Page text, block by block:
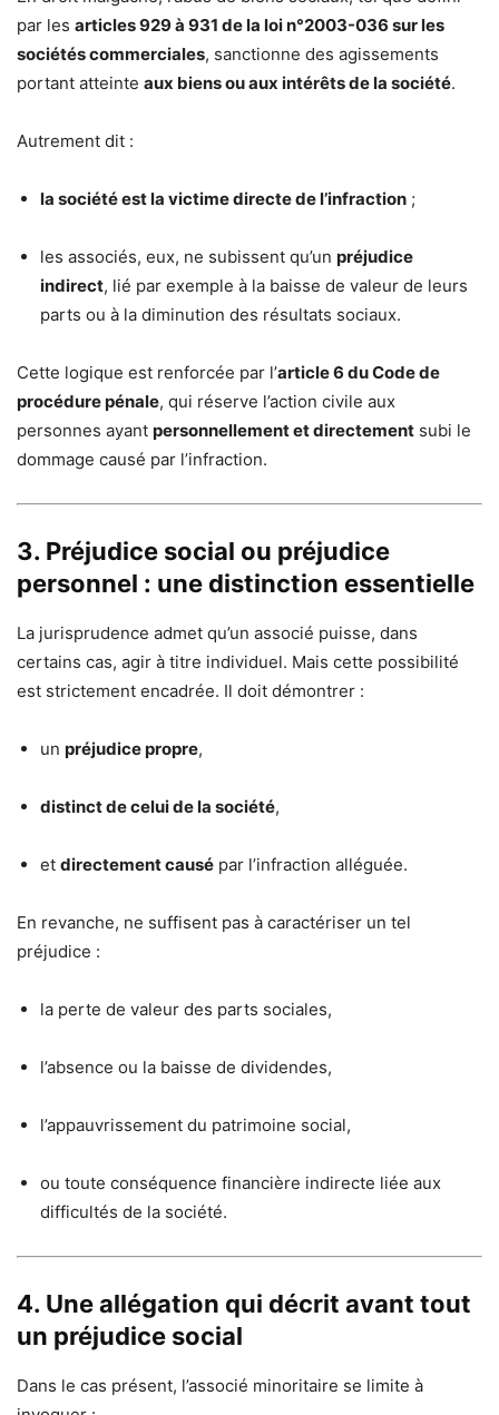
par les articles 929 à 931 de la loi n°2003-036 sur les
sociétés commerciales, sanctionne des agissements
portant atteinte aux biens ou aux intérêts de la société.
Autrement dit :
la société est la victime directe de l’infraction ;
les associés, eux, ne subissent qu’un préjudice
indirect, lié par exemple à la baisse de valeur de leurs
parts ou à la diminution des résultats sociaux.
Cette logique est renforcée par l’article 6 du Code de
procédure pénale, qui réserve l’action civile aux
personnes ayant personnellement et directement subi le
dommage causé par l’infraction.
3. Préjudice social ou préjudice
personnel : une distinction essentielle
La jurisprudence admet qu’un associé puisse, dans
certains cas, agir à titre individuel. Mais cette possibilité
est strictement encadrée. Il doit démontrer :
un préjudice propre,
distinct de celui de la société,
et directement causé par l’infraction alléguée.
En revanche, ne suffisent pas à caractériser un tel
préjudice :
la perte de valeur des parts sociales,
l’absence ou la baisse de dividendes,
l’appauvrissement du patrimoine social,
ou toute conséquence financière indirecte liée aux
difficultés de la société.
4. Une allégation qui décrit avant tout
un préjudice social
Dans le cas présent, l’associé minoritaire se limite à